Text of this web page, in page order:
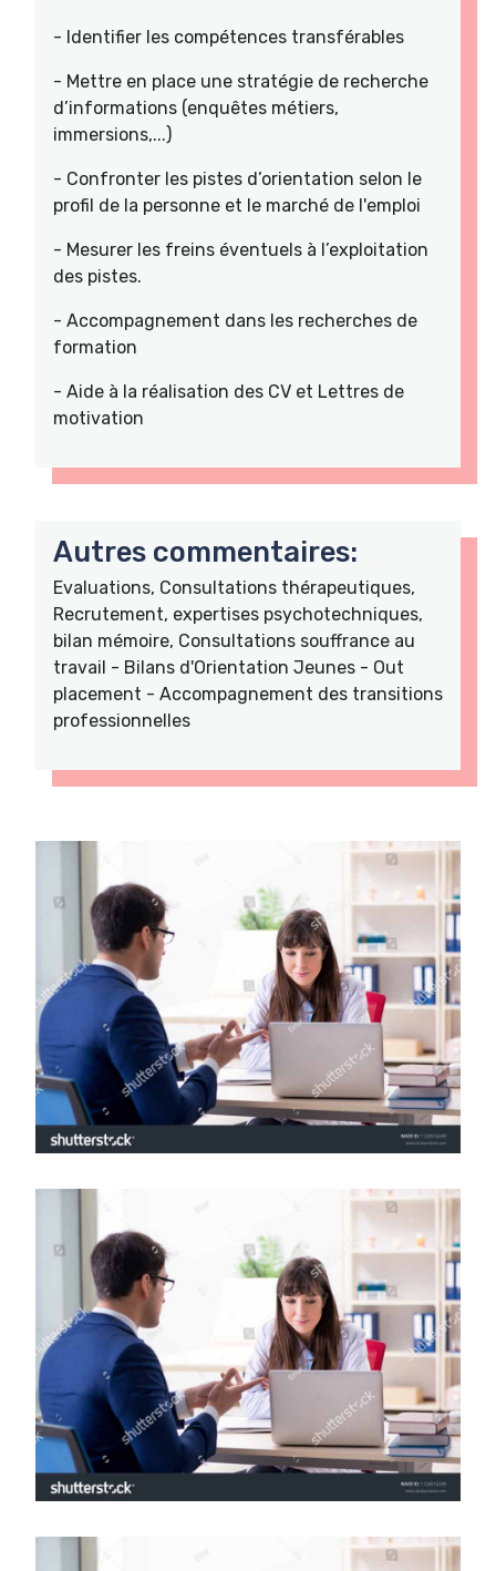
- Identifier les compétences transférables
- Mettre en place une stratégie de recherche
d’informations (enquêtes métiers,
immersions,...)
- Confronter les pistes d’orientation selon le
profil de la personne et le marché de l'emploi
- Mesurer les freins éventuels à l’exploitation
des pistes.
- Accompagnement dans les recherches de
formation
- Aide à la réalisation des CV et Lettres de
motivation
Autres commentaires:
Evaluations, Consultations thérapeutiques,
Recrutement, expertises psychotechniques,
bilan mémoire, Consultations souffrance au
travail - Bilans d'Orientation Jeunes - Out
placement - Accompagnement des transitions
professionnelles